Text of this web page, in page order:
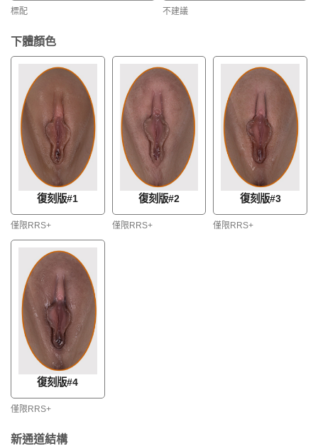
標配 不建議
下體顏色
復刻版#1
僅限RRS+
復刻版#2
僅限RRS+
復刻版#3
僅限RRS+
復刻版#4
僅限RRS+
新通道結構